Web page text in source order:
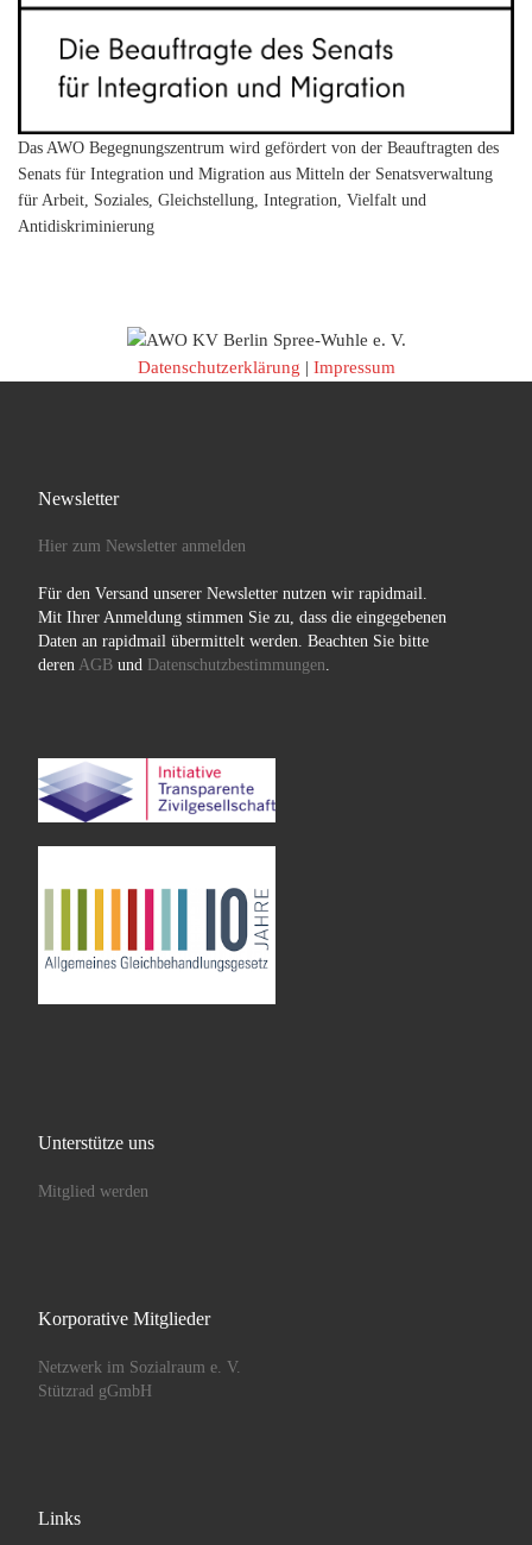
Das AWO Begegnungszentrum wird gefördert von der Beauftragten des
Senats für Integration und Migration aus Mitteln der Senatsverwaltung
für Arbeit, Soziales, Gleichstellung, Integration, Vielfalt und
Antidiskriminierung
Datenschutzerklärung | Impressum
Newsletter
Hier zum Newsletter anmelden
Für den Versand unserer Newsletter nutzen wir rapidmail.
Mit Ihrer Anmeldung stimmen Sie zu, dass die eingegebenen
Daten an rapidmail übermittelt werden. Beachten Sie bitte
deren AGBund Datenschutzbestimmungen.
Unterstütze uns
Mitglied werden
Korporative Mitglieder
Netzwerk im Sozialraum e. V.
Stützrad gGmbH
Links